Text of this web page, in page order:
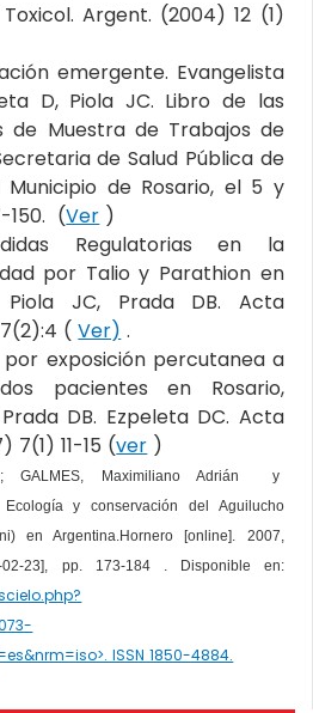
Argent. (2004) 12 (1)
emergente. Evangelista
D, Piola JC. Libro de las
de Muestra de Trabajos de
de Salud Pública de
Municipio de Rosario, el 5 y
150. (Ver )
Regulatorias en la
por Talio y Parathion en
Piola JC, Prada DB. Acta
(Ver) .
por exposición percutanea a
pacientes en Rosario,
DB. Ezpeleta DC. Acta
7(1) 11-15 (ver )
GALMES, Maximiliano Adrián y
y conservación del Aguilucho
en Argentina.Hornero [online]. 2007,
23], pp. 173-184 . Disponible en:
ISSN 1850-4884.